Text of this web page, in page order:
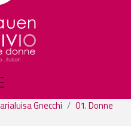
Gnecchi
01. Donne